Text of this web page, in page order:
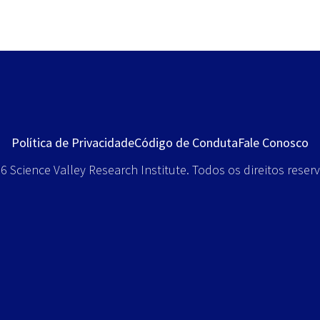
Política de PrivacidadeCódigo de CondutaFale Conosco
Science Valley Research Institute. Todos os direitos